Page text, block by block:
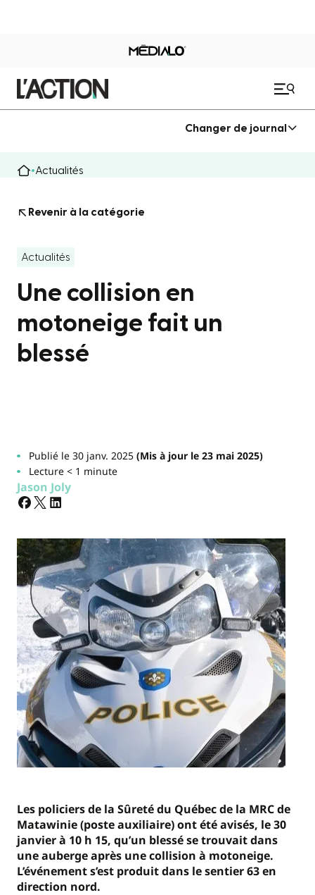
Changer de journal
Actualités
Revenir à la catégorie
Actualités
Une collision en
motoneige fait un
blessé
Publié le 30 janv. 2025(Mis à jour le 23 mai 2025)
Lecture < 1 minute
Jason Joly
Les policiers de la Sûreté du Québec de la MRC de
Matawinie (poste auxiliaire) ont été avisés, le 30
janvier à 10 h 15, qu’un blessé se trouvait dans
une auberge après une collision à motoneige.
L’événement s’est produit dans le sentier 63 en
direction nord.